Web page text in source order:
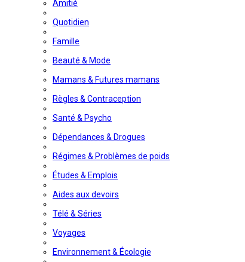
Amitié
Quotidien
Famille
Beauté & Mode
Mamans & Futures mamans
Règles & Contraception
Santé & Psycho
Dépendances & Drogues
Régimes & Problèmes de poids
Études & Emplois
Aides aux devoirs
Télé & Séries
Voyages
Environnement & Écologie